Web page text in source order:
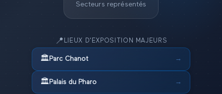
Secteurs représentés
📍 LIEUX D'EXPOSITION MAJEURS
🏛️ Parc Chanot →
🏛️ Palais du Pharo →